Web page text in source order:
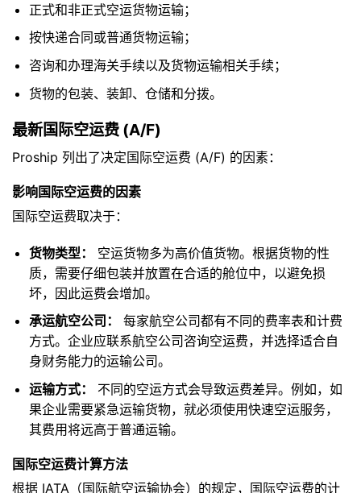
正式和非正式空运货物运输；
按快递合同或普通货物运输；
咨询和办理海关手续以及货物运输相关手续；
货物的包装、装卸、仓储和分拨。
最新国际空运费 (A/F)
Proship 列出了决定国际空运费 (A/F) 的因素：
影响国际空运费的因素
国际空运费取决于：
货物类型：
空运货物多为高价值货物。根据货物的性
质，需要仔细包装并放置在合适的舱位中，以避免损
坏，因此运费会增加。
承运航空公司：
每家航空公司都有不同的费率表和计费
方式。企业应联系航空公司咨询空运费，并选择适合自
身财务能力的运输公司。
运输方式：
不同的空运方式会导致运费差异。例如，如
果企业需要紧急运输货物，就必须使用快速空运服务，
其费用将远高于普通运输。
国际空运费计算方法
根据 IATA（国际航空运输协会）的规定，国际空运费的计